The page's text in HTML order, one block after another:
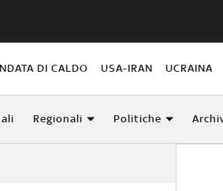
DI CALDO USA-IRAN UCRAINA
Regionali Politiche